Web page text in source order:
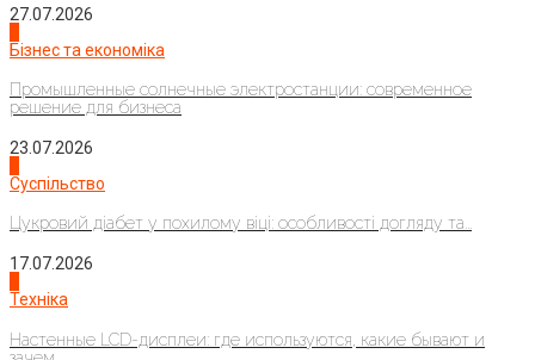
27.07.2026
Бізнес та економіка
Промышленные солнечные электростанции: современное
решение для бизнеса
23.07.2026
Суспільство
Цукровий діабет у похилому віці: особливості догляду та...
17.07.2026
Техніка
Настенные LCD-дисплеи: где используются, какие бывают и